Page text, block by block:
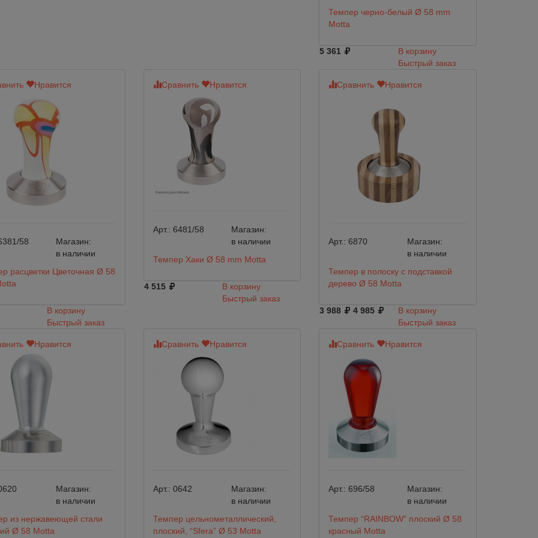
Темпер черно-белый Ø 58 mm
Motta
5 361
В корзину
Быстрый заказ
Нравится
58
Магазин:
в наличии
расцветки Цветочная Ø 58
В корзину
Быстрый заказ
Сравнить Нравится
Арт.: 6481/58
Магазин:
в наличии
Темпер Хаки Ø 58 mm Motta
4 515
В корзину
Быстрый заказ
Сравнить Нравится
Арт.:6870
Магазин:
в наличии
Темпер в полоску с подставкой
дерево Ø 58 Motta
3 988 4 985
В корзину
Быстрый заказ
Нравится
Магазин:
в наличии
из нержавеющей стали
Ø 58 Motta
Сравнить Нравится
Арт.: 0642
Магазин:
в наличии
Темпер цельнометаллический,
плоский, “Sfera” Ø 53 Motta
Сравнить Нравится
Арт.:696/58
Магазин:
в наличии
Темпер “RAINBOW” плоский Ø 58
красный Motta